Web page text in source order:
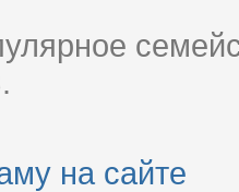
на сайте